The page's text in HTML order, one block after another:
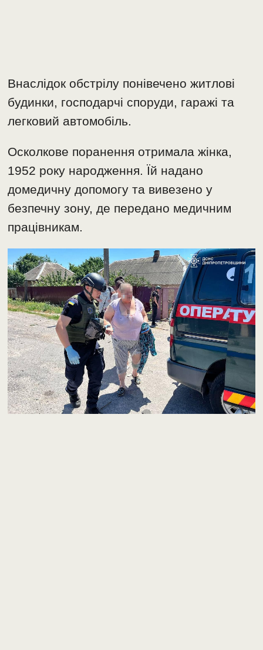
Внаслідок обстрілу понівечено житлові
будинки, господарчі споруди, гаражі та
легковий автомобіль.
Осколкове поранення отримала жінка,
1952 року народження. Їй надано
домедичну допомогу та вивезено у
безпечну зону, де передано медичним
працівникам.